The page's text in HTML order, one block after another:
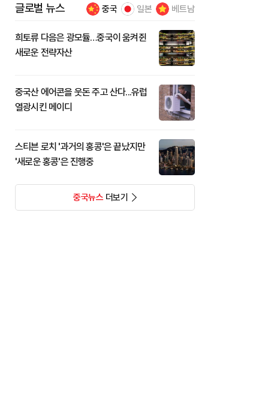
글로벌 뉴스 중국 일본 베트남
희토류 다음은 광모듈…중국이 움켜쥔
새로운 전략자산
중국산 에어콘을 웃돈 주고 산다...유럽
열광시킨 메이디
스티븐 로치 '과거의 홍콩'은 끝났지만
'새로운 홍콩'은 진행중
중국뉴스더보기